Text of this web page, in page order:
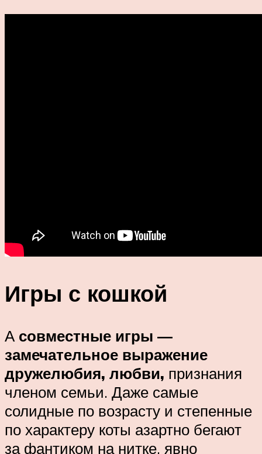
Игры с кошкой
А совместные игры ―
замечательное выражение
дружелюбия, любви, признания
членом семьи. Даже самые
солидные по возрасту и степенные
по характеру коты азартно бегают
за фантиком на нитке, явно